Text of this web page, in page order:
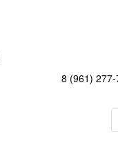
8 (961)